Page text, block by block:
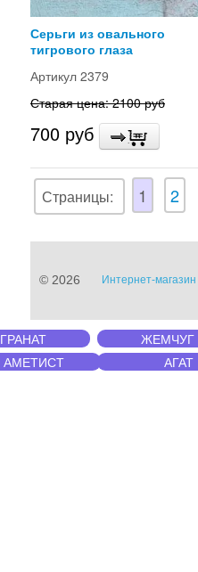
Серьги из овального
тигрового глаза
Артикул 2379
Старая цена: 2100 руб
700 руб
Страницы: 1 2
© 2026 Интернет-
ГРАНАТ
ЖЕМЧУГ
АМЕТИСТ
АГАТ